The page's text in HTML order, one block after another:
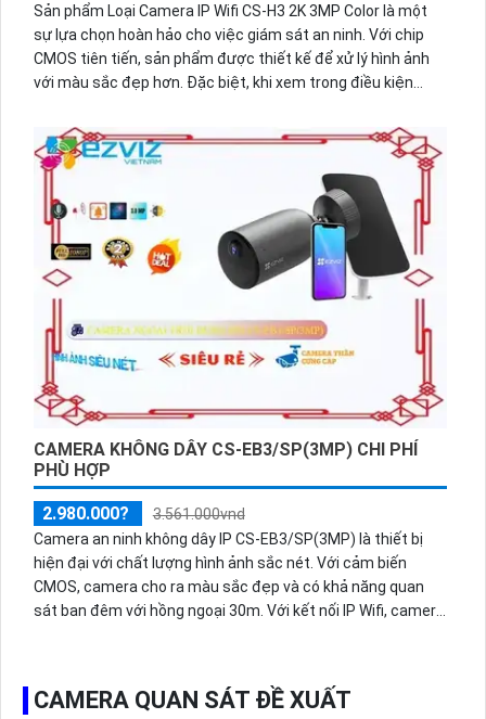
Sản phẩm Loại Camera IP Wifi CS-H3 2K 3MP Color là một
sự lựa chọn hoàn hảo cho việc giám sát an ninh. Với chip
CMOS tiên tiến, sản phẩm được thiết kế để xử lý hình ảnh
với màu sắc đẹp hơn. Đặc biệt, khi xem trong điều kiện
đêm với chất lượng hình ảnh sắc nét và màu sắc tươi sáng.
Độ phân giải 3.0 MP cùng công nghệ nén
H.265/H.264+/H.264 tựa như một biểu tượng cho chất
lượng và hiệu suất tuyệt vời của camera này.
CAMERA KHÔNG DÂY CS-EB3/SP(3MP) CHI PHÍ
PHÙ HỢP
2.980.000?
3.561.000vnd
Camera an ninh không dây IP CS-EB3/SP(3MP) là thiết bị
hiện đại với chất lượng hình ảnh sắc nét. Với cảm biến
CMOS, camera cho ra màu sắc đẹp và có khả năng quan
sát ban đêm với hồng ngoại 30m. Với kết nối IP Wifi, camera
phải chăng, camera này rất phổ biến cho các công trình và
hỗ trợ nén video H.265/H.264+/H.264. Camera còn hỗ trợ
CAMERA QUAN SÁT ĐỀ XUẤT